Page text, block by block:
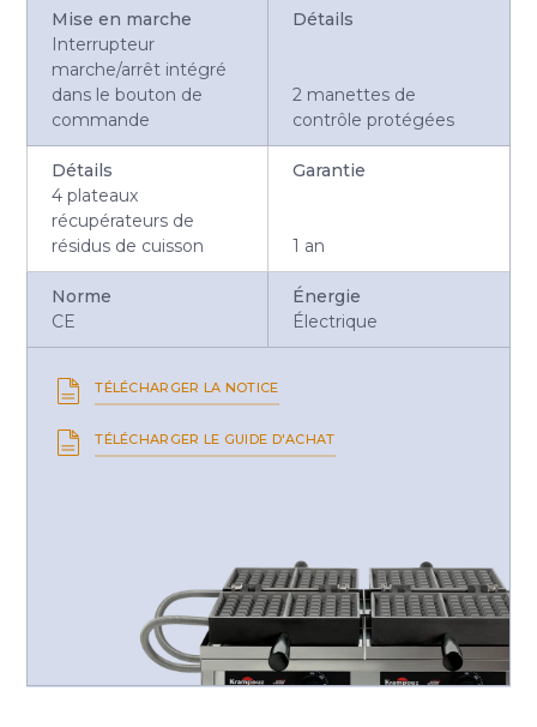
Mise en marche
Interrupteur
marche/arrêt intégré
dans le bouton de
commande
Détails
2 manettes de
contrôle protégées
Détails
4 plateaux
récupérateurs de
résidus de cuisson
Garantie
1 an
Norme
CE
Énergie
Électrique
TÉLÉCHARGER LA NOTICE
TÉLÉCHARGER LE GUIDE D'ACHAT